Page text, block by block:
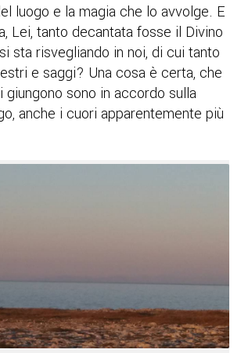
luogo e la magia che lo avvolge. E
Lei, tanto decantata fosse il Divino
sta risvegliando in noi, di cui tanto
e saggi? Una cosa è certa, che
sono in accordo sulla
anche i cuori apparentemente più